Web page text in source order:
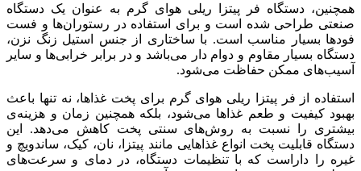
همچنین، دستگاه فر پیتزا ریلی هوای گرم به عنوان یک دستگاه
صنعتی طراحی شده است و برای استفاده در رستوران‌ها و فست
فودها بسیار مناسب است. با ساختاری از جنس استیل زنگ نزن،
دستگاه بسیار مقاوم و دوام دار می‌باشد و در برابر خرابی‌ها و سایر
آسیب‌های ممکن حفاظت می‌شود.
استفاده از فر پیتزا ریلی هوای گرم برای پخت غذاها، نه تنها باعث
بهبود کیفیت و طعم غذاها می‌شود، بلکه همچنین زمان و هزینه‌ی
بیشتری را نسبت به روش‌های سنتی پخت کاهش می‌دهد. این
دستگاه قابلیت پخت انواع غذاهایی مانند پیتزا، نان، کیک، ساندویچ و
غیره را داراست که با تنظیمات دستگاه، در دمای و سرعت‌های